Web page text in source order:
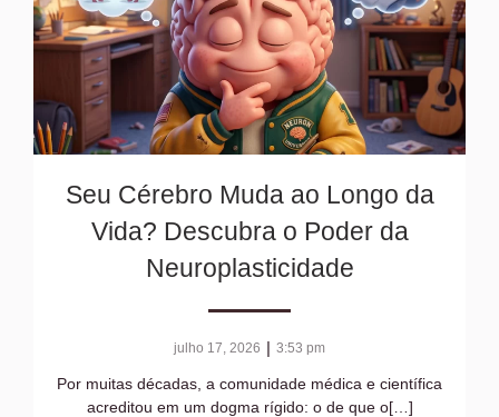
Seu Cérebro Muda ao Longo da
Vida? Descubra o Poder da
Neuroplasticidade
julho 17, 2026 | 3:53 pm
Por muitas décadas, a comunidade médica e científica
acreditou em um dogma rígido: o de que o[…]